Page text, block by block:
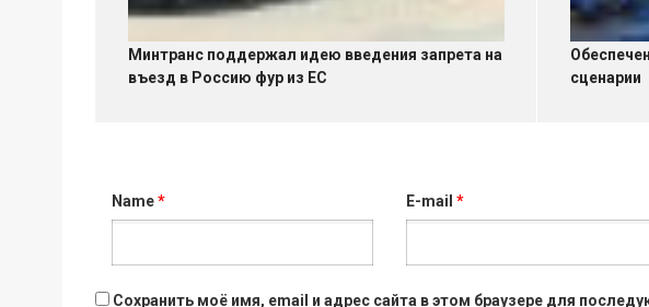
Минтранс поддержал идею введения запрета на
въезд в Россию фур из ЕС
сценарии
Name* E-mail*
Сохранить моё имя, email и адрес сайта в этом браузере для